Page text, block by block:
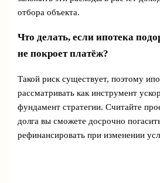
отбора объекта.
Что делать, если ипотека
не покроет платёж?
Такой риск существует, поэтому
рассматривать как инструмент
фундамент стратегии. Считайте
долга вы сможете досрочно
рефинансировать при изменении